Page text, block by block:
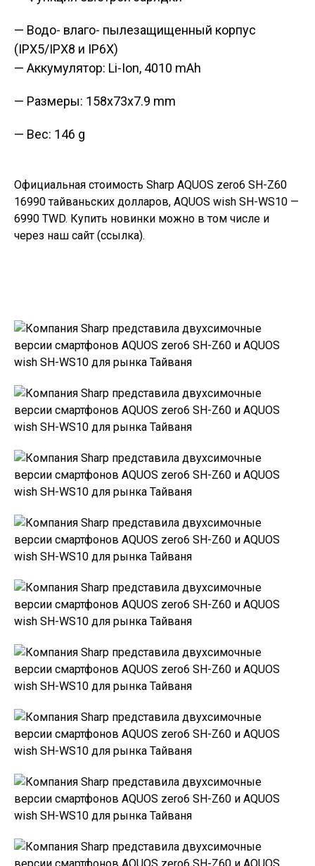
— Водо- влаго- пылезащищенный корпус
(IPX5/IPX8 и IP6X)
— Аккумулятор: Li-Ion, 4010 mAh
— Размеры: 158x73x7.9 mm
— Вес: 146 g
Официальная стоимость Sharp AQUOS zero6 SH-Z60
16990 тайваньских долларов, AQUOS wish SH-WS10 —
6990 TWD. Купить новинки можно в том числе и
через наш сайт (ссылка).